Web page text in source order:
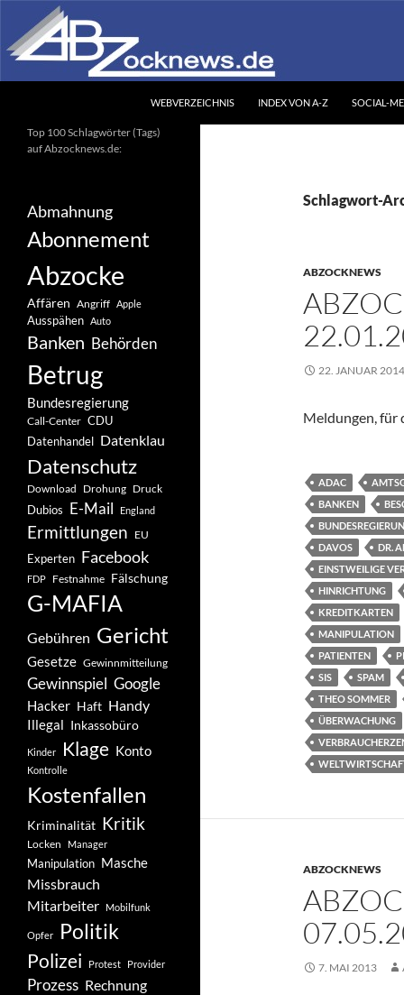
Inhalt
springen
WEBVERZEICHNIS INDEX VON A-Z SOCIAL-
Schlagwort-
ABZOCKNEWS
22. JANUAR 2014
Meldungen, für
ADAC
BANKEN
DAVOS
DR.
EINSTWEILIGE
HINRICHTUNG
KREDITKARTEN
MANIPULATION
PATIENTEN
SIS
SPAM
THEO SOMMER
ÜBERWACHUNG
ABZOCKNEWS
7. MAI 2013
Ihr unabhängiges
Informationsportal
Top 100 Schlagwörter (Tags)
auf Abzocknews.de:
Abmahnung
Abonnement
Abzocke
Affären Angriff Apple
Ausspähen Auto
Banken Behörden
Betrug
Bundesregierung
Call-Center CDU
Datenhandel Datenklau
Datenschutz
Download Drohung Druck
Dubios E-Mail England
Ermittlungen EU
Experten Facebook
FDP Festnahme Fälschung
G-MAFIA
Gebühren Gericht
Gesetze Gewinnmitteilung
Gewinnspiel Google
Hacker Haft Handy
Illegal Inkassobüro
Kinder Klage Konto
Kontrolle
Kostenfallen
Kriminalität Kritik
Locken Manager
Manipulation Masche
Missbrauch
Mitarbeiter
Mobilfunk
Opfer Politik
Polizei Protest Provider
Prozess Rechnung